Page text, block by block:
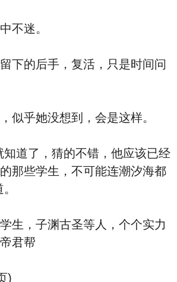
迷。
的后手，复活，只是时间问
乎她没想到，会是这样。
道了，猜的不错，他应该已经
那些学生，不可能连潮汐海都
，子渊古圣等人，个个实力
君帮
)